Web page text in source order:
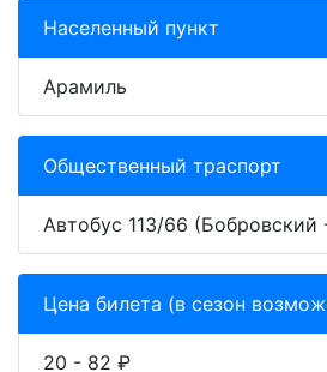
Населенный пункт
Арамиль
Общественный траспорт
Автобус 113/66 (Бобровский
Цена билета (в сезон
20 - 82 ₽